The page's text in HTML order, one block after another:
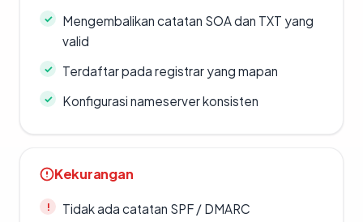
Mengembalikan catatan SOA dan TXT yang
valid
Terdaftar pada registrar yang mapan
Konfigurasi nameserver konsisten
Kekurangan
Tidak ada catatan SPF / DMARC